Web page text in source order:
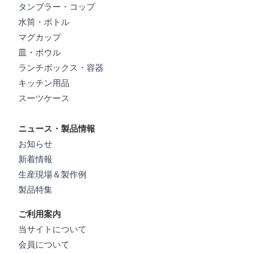
タンブラー・コップ
水筒・ボトル
マグカップ
皿・ボウル
ランチボックス・容器
キッチン用品
スーツケース
ニュース・製品情報
お知らせ
新着情報
生産現場＆製作例
製品特集
ご利用案内
当サイトについて
会員について